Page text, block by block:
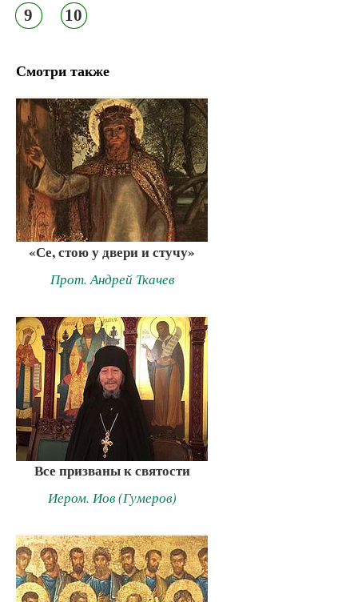
9 10
Смотри также
«Се, стою у двери и стучу»
Прот. Андрей Ткачев
Все призваны к святости
Иером. Иов (Гумеров)